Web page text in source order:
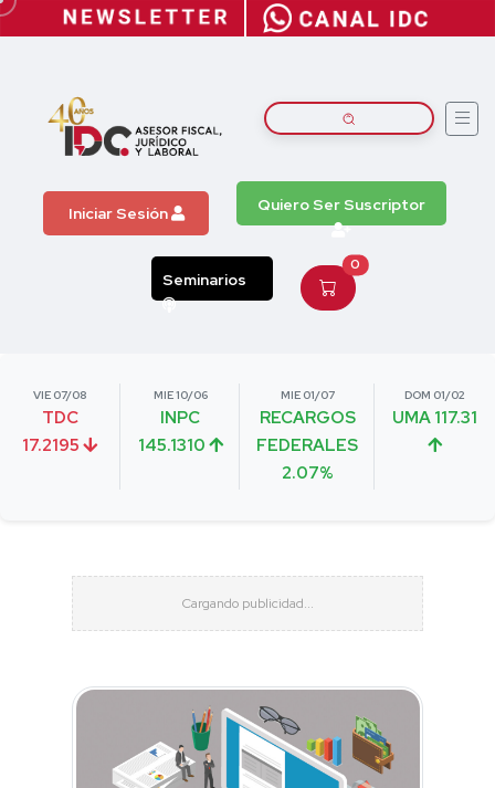
Iniciar Sesión Quiero Ser Suscriptor
Seminarios
0
VIE 07/08
TDC
17.2195
MIE 10/06
INPC
145.1310
MIE 01/07
RECARGOS
FEDERALES
2.07%
DOM 01/02
UMA 117.31